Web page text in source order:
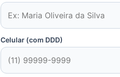
Celular (com DDD)